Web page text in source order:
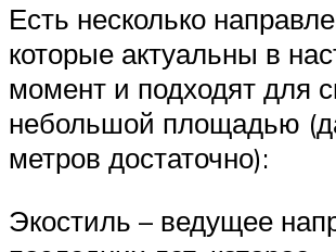
Есть несколько
которые актуальны в
момент и подходят для
небольшой площадью
метров достаточно):
Экостиль – ведущее